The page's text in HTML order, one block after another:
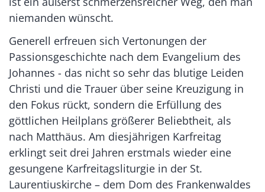
niemanden wünscht.
Generell erfreuen sich Vertonungen der
Passionsgeschichte nach dem Evangelium des
Johannes - das nicht so sehr das blutige Leiden
Christi und die Trauer über seine Kreuzigung in
den Fokus rückt, sondern die Erfüllung des
göttlichen Heilplans größerer Beliebtheit, als
nach Matthäus. Am diesjährigen Karfreitag
erklingt seit drei Jahren erstmals wieder eine
gesungene Karfreitagsliturgie in der St.
Laurentiuskirche – dem Dom des Frankenwaldes